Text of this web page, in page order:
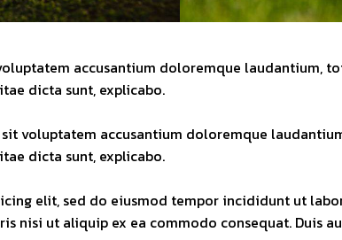
accusantium doloremque laudantium,
dicta sunt, explicabo.
voluptatem accusantium doloremque
dicta sunt, explicabo.
elit, sed do eiusmod tempor incididunt ut
nisi ut aliquip ex ea commodo consequat. Duis